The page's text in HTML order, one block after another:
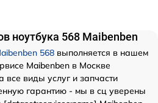
ноутбука 568 Maibenben
568 выполняется в нашем
Maibenben в Москве
виды услуг и запчасти
гарантию - мы в сц уверены